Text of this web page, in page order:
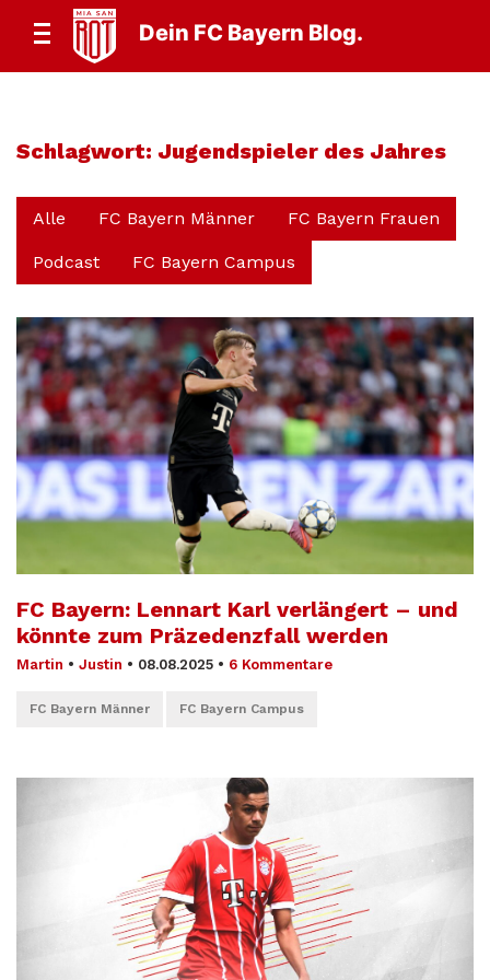
Dein FC Bayern Blog.
Schlagwort: Jugendspieler des Jahres
Alle FC Bayern Männer FC Bayern Frauen
Podcast FC Bayern Campus
FC Bayern: Lennart Karl verlängert – und
könnte zum Präzedenzfall werden
Martin • Justin • 08.08.2025 • 6 Kommentare
FC Bayern Männer FC Bayern Campus